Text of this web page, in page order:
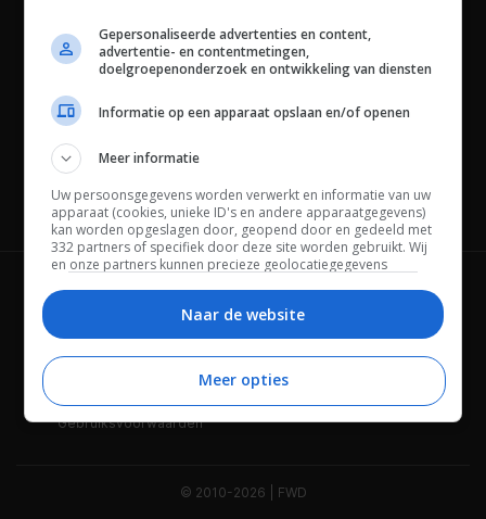
Channels
Wie is FWD Privacybeleid
Adverteren Contact
Gebruiksvoorwaarden
© 2010-2026 | FWD
Gepersonaliseerde advertenties en content,
advertentie- en contentmetingen,
doelgroepenonderzoek en ontwikkeling van diensten
Informatie op een apparaat opslaan en/of openen
Meer informatie
Uw persoonsgegevens worden verwerkt en informatie van uw
apparaat (cookies, unieke ID's en andere apparaatgegevens)
kan worden opgeslagen door, geopend door en gedeeld met
332 partners of specifiek door deze site worden gebruikt. Wij
en onze partners kunnen precieze geolocatiegegevens
Bepaalde leveranciers kunnen uw persoonsgegevens
beheren. Zoek onderaan deze pagina of in het sitemenu naar
een link om uw toestemming te beheren of in te trekken via de
privacy- en cookie-instellingen.
Naar de website
Meer opties